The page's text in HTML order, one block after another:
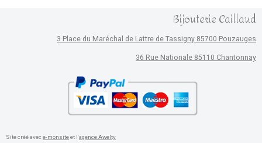
Bijouterie Caillaud
3 Place du Maréchal de Lattre de Tassigny 85700 Pouzauges
36 Rue Nationale 85110 Chantonnay
Site créé avece-monsiteet l'agence Awelty